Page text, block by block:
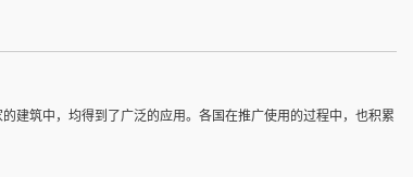
建筑中，均得到了广泛的应用。各国在推广使用的过程中，也积累